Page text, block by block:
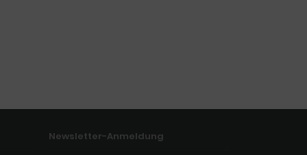
Newsletter-Anmeldung